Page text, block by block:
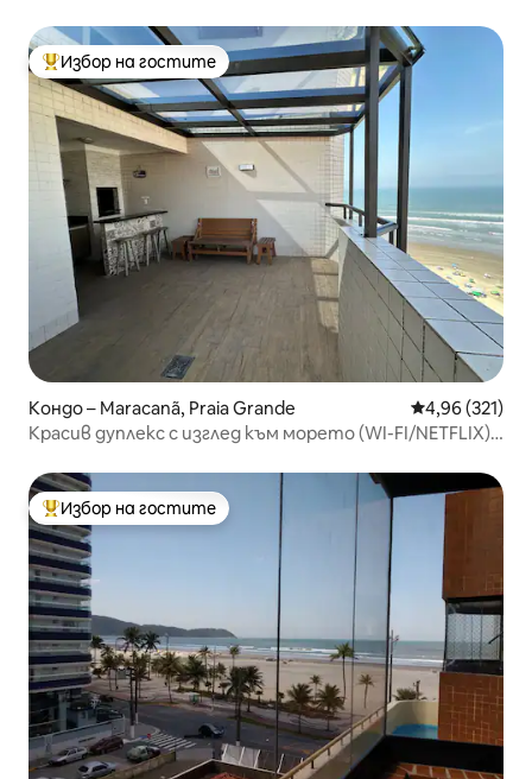
Най-популярен избор на гостите
Избор на гостите
Кондо – Maracanã, Praia Grande Средна
4,96 (321)
Красив дуплекс с изглед към морето (WI-FI/NETFLIX)
Най-популярен избор на гостите
Избор на гостите